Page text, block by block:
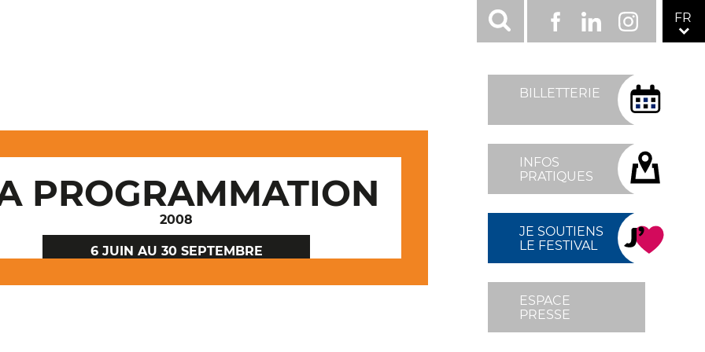
MENU
FIXÉ
DROITE
BILLETTERIE
INFOS
PRATIQUES
JE SOUTIENS
LE FESTIVAL
ESPACE
PRESSE
RÉSEAUX
SOCIAUX
TOP
FacebookLinkedInInstagram FR
PROGRAMMATION
2008
6 JUIN AU 30 SEPTEMBRE